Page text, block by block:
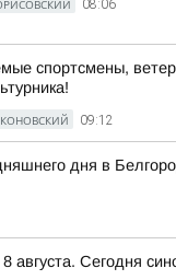
08:06
спортсмены,
09:12
дня в
8 августа. Сегодня